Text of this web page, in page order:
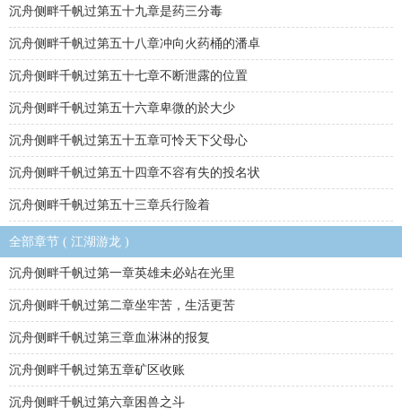
沉舟侧畔千帆过第五十九章是药三分毒
沉舟侧畔千帆过第五十八章冲向火药桶的潘卓
沉舟侧畔千帆过第五十七章不断泄露的位置
沉舟侧畔千帆过第五十六章卑微的於大少
沉舟侧畔千帆过第五十五章可怜天下父母心
沉舟侧畔千帆过第五十四章不容有失的投名状
沉舟侧畔千帆过第五十三章兵行险着
全部章节 ( 江湖游龙 )
沉舟侧畔千帆过第一章英雄未必站在光里
沉舟侧畔千帆过第二章坐牢苦，生活更苦
沉舟侧畔千帆过第三章血淋淋的报复
沉舟侧畔千帆过第五章矿区收账
沉舟侧畔千帆过第六章困兽之斗